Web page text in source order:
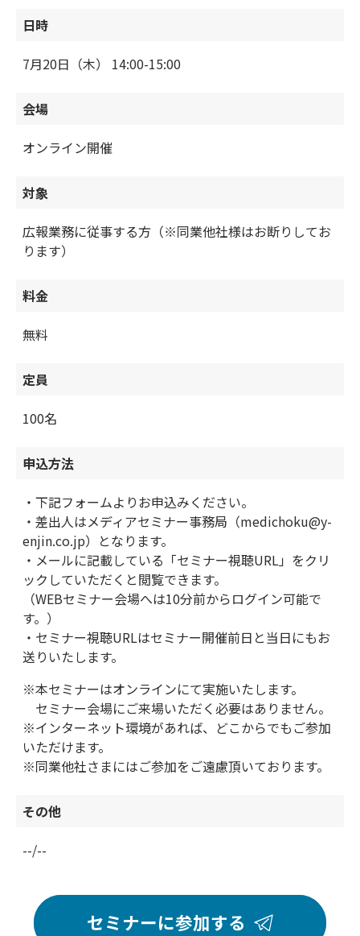
日時
7月20日（木） 14:00-15:00
会場
オンライン開催
対象
広報業務に従事する方（※同業他社様はお断りしてお
ります）
料金
無料
定員
100名
申込方法
・下記フォームよりお申込みください。
・差出人はメディアセミナー事務局（medichoku@y-
enjin.co.jp）となります。
・メールに記載している「セミナー視聴URL」をクリ
ックしていただくと閲覧できます。
（WEBセミナー会場へは10分前からログイン可能で
す。）
・セミナー視聴URLはセミナー開催前日と当日にもお
送りいたします。
※本セミナーはオンラインにて実施いたします。
セミナー会場にご来場いただく必要はありません。
※インターネット環境があれば、どこからでもご参加
いただけます。
※同業他社さまにはご参加をご遠慮頂いております。
その他
--/--
セミナーに参加する